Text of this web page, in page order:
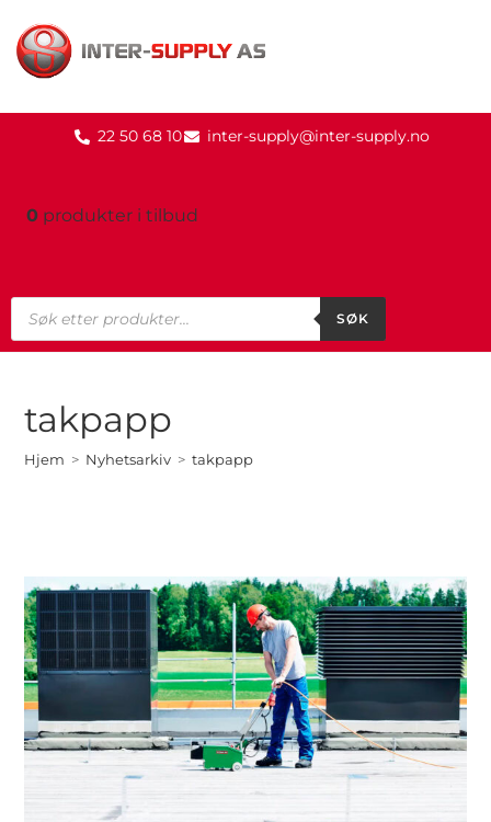
22 50 68 10 inter-supply@inter-supply.no
0 produkter i tilbud
SØK
takpapp
Hjem > Nyhetsarkiv > takpapp